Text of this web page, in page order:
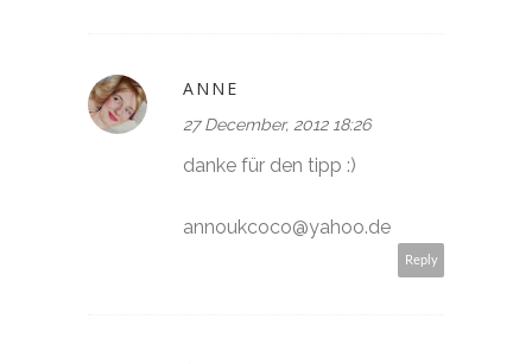
ANNE
27 December, 2012 18:26
danke für den tipp :)
annoukcoco@yahoo.de
Reply